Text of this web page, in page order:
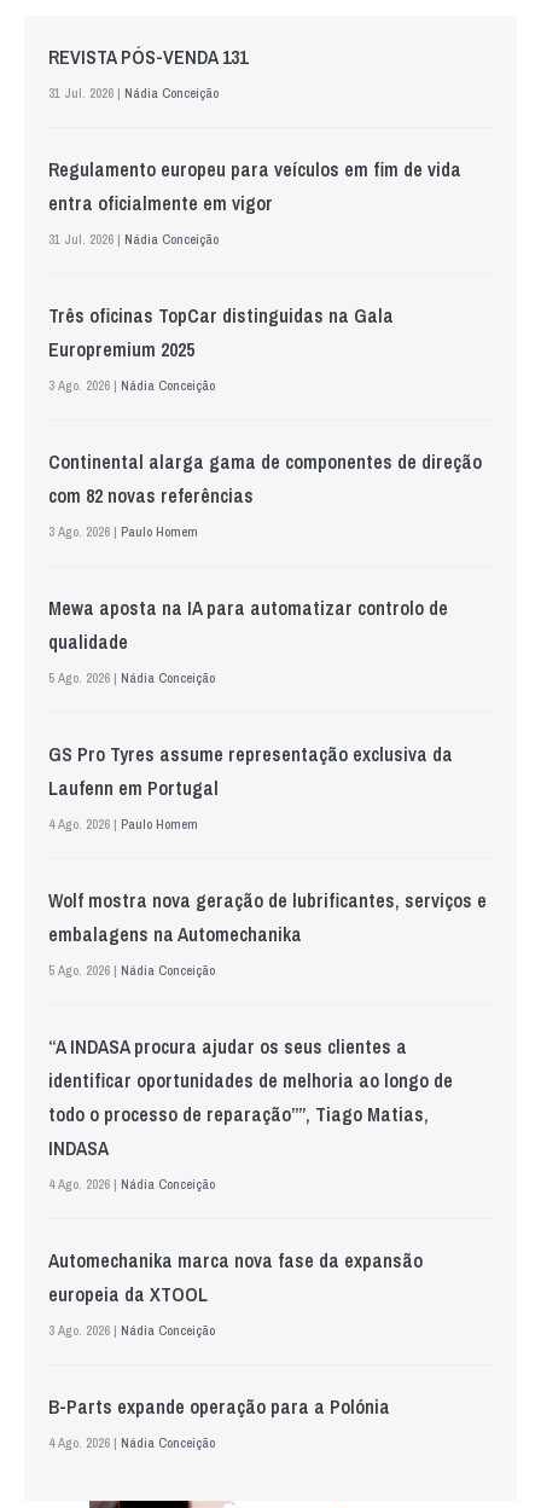
REVISTA PÓS-VENDA 131
31 Jul. 2026 | Nádia Conceição
Regulamento europeu para veículos em fim de vida
entra oficialmente em vigor
31 Jul. 2026 | Nádia Conceição
Três oficinas TopCar distinguidas na Gala
Europremium 2025
3 Ago. 2026 | Nádia Conceição
Continental alarga gama de componentes de direção
com 82 novas referências
3 Ago. 2026 | Paulo Homem
Mewa aposta na IA para automatizar controlo de
qualidade
5 Ago. 2026 | Nádia Conceição
GS Pro Tyres assume representação exclusiva da
Laufenn em Portugal
4 Ago. 2026 | Paulo Homem
Wolf mostra nova geração de lubrificantes, serviços e
embalagens na Automechanika
5 Ago. 2026 | Nádia Conceição
“A INDASA procura ajudar os seus clientes a
identificar oportunidades de melhoria ao longo de
todo o processo de reparação””, Tiago Matias,
INDASA
4 Ago. 2026 | Nádia Conceição
Automechanika marca nova fase da expansão
europeia da XTOOL
3 Ago. 2026 | Nádia Conceição
B-Parts expande operação para a Polónia
4 Ago. 2026 | Nádia Conceição